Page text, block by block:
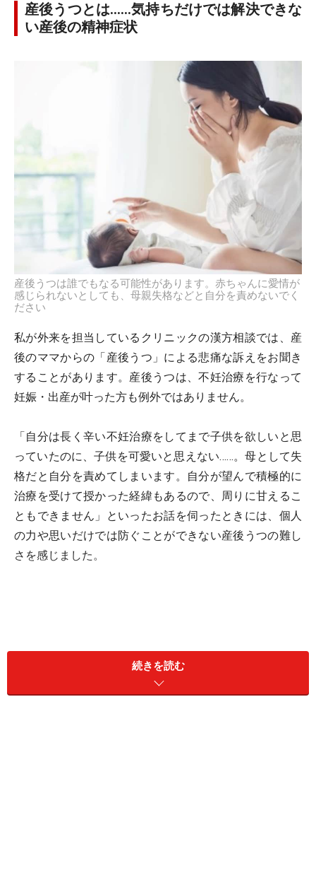
産後うつとは……気持ちだけでは解決できな
い産後の精神症状
産後うつは誰でもなる可能性があります。赤ちゃんに愛情が
感じられないとしても、母親失格などと自分を責めないでく
ださい
私が外来を担当しているクリニックの漢方相談では、産
後のママからの「産後うつ」による悲痛な訴えをお聞き
することがあります。産後うつは、不妊治療を行なって
妊娠・出産が叶った方も例外ではありません。
「自分は長く辛い不妊治療をしてまで子供を欲しいと思
っていたのに、子供を可愛いと思えない……。母として失
格だと自分を責めてしまいます。自分が望んで積極的に
治療を受けて授かった経緯もあるので、周りに甘えるこ
ともできません」といったお話を伺ったときには、個人
の力や思いだけでは防ぐことができない産後うつの難し
さを感じました。
続きを読む